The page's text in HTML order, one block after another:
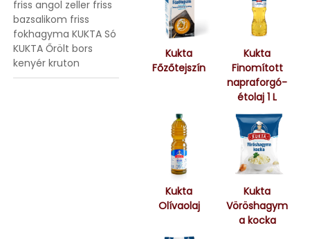
friss angol zeller friss
bazsalikom friss
fokhagyma KUKTA Só
KUKTA Őrölt bors
kenyér kruton
Kukta
Főzőtejszín
Kukta
Finomított
napraforgó-
étolaj 1 L
Kukta
Olívaolaj
Kukta
Vöröshagym
a kocka